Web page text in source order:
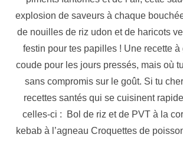
explosion de saveurs à chaque
de nouilles de riz udon et de haricots
festin pour tes papilles ! Une recette à
coude pour les jours pressés, mais où
sans compromis sur le goût. Si tu
recettes santés qui se cuisinent
celles-ci : Bol de riz et de PVT à la
kebab à l’agneau Croquettes de